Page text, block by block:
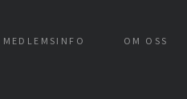
MEDLEMSINFO OM OSS